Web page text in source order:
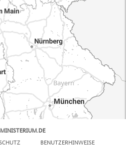
BENUTZERHINWEISE